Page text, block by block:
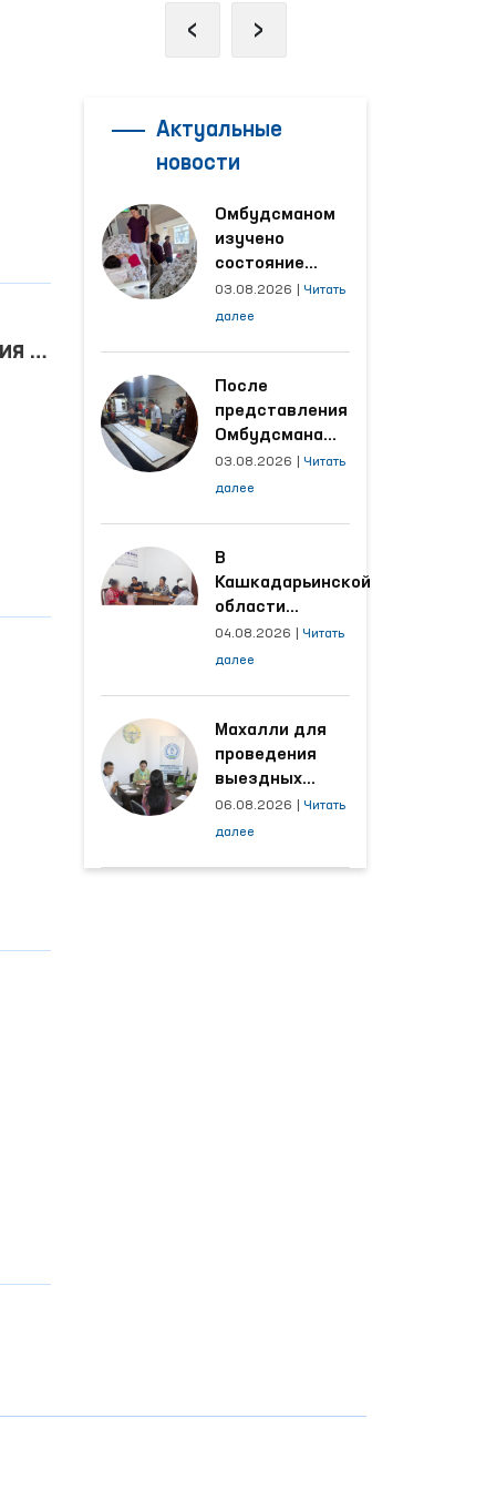
о
‹ ›
Актуальные
новости
Омбудсманом
изучено
состояние
женщины,
пострадавшей от
области
03.08.2026
Читать
далее
После
представления
Омбудсмана
улучшены
условия на
трудятся
осуждённые
03.08.2026
Читать
далее
В
Кашкадарьинской
области
налажена
адресная работа
наибольшее
количество
обращений
04.08.2026
Читать
далее
Махалли для
проведения
выездных
приёмов
определяются
06.08.2026
Читать
далее